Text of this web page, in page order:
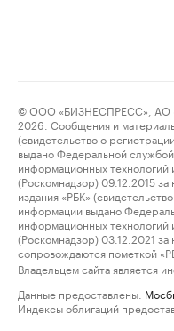
© ООО «БИЗНЕСПРЕСС», АО
2026. Сообщения и
(свидетельство о
выдано Федеральной
информационных технологий
(Роскомнадзор) 09.12.2015
издания «РБК»
информации выдано
информационных технологий
(Роскомнадзор) 03.12.2021
сопровождаются пометкой
Владельцем сайта является
Данные предоставлены:
Индексы облигаций